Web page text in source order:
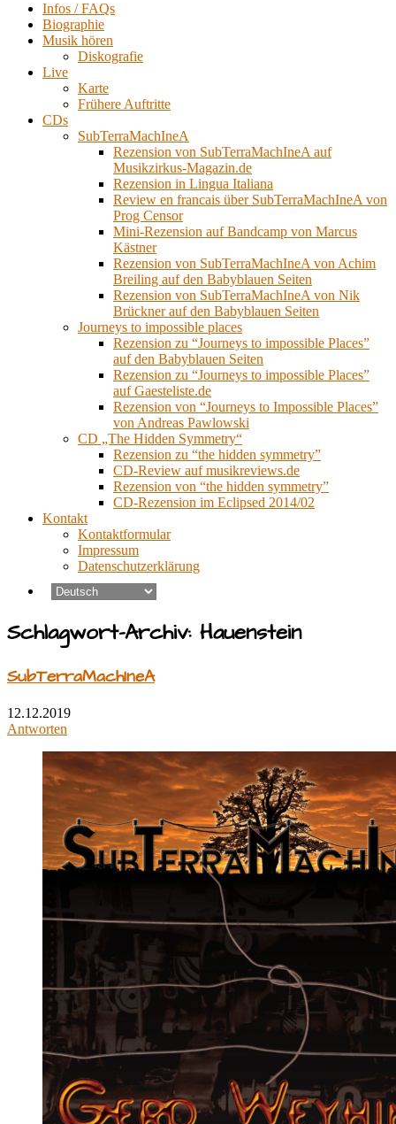
Infos / FAQs
Biographie
Musik hören
Diskografie
Live
Karte
Frühere Auftritte
CDs
SubTerraMachIneA
Rezension von SubTerraMachIneA auf
Musikzirkus-Magazin.de
Rezension in Lingua Italiana
Review en francais über SubTerraMachIneA von
Prog Censor
Mini-Rezension auf Bandcamp von Marcus
Kästner
Rezension von SubTerraMachIneA von Achim
Breiling auf den Babyblauen Seiten
Rezension von SubTerraMachIneA von Nik
Brückner auf den Babyblauen Seiten
Journeys to impossible places
Rezension zu “Journeys to impossible Places”
auf den Babyblauen Seiten
Rezension zu “Journeys to impossible Places”
auf Gaesteliste.de
Rezension von “Journeys to Impossible Places”
von Andreas Pawlowski
CD „The Hidden Symmetry“
Rezension zu “the hidden symmetry”
CD-Review auf musikreviews.de
Rezension von “the hidden symmetry”
CD-Rezension im Eclipsed 2014/02
Kontakt
Kontaktformular
Impressum
Datenschutzerklärung
Schlagwort-Archiv: Hauenstein
SubTerraMachIneA
12.12.2019
Antworten